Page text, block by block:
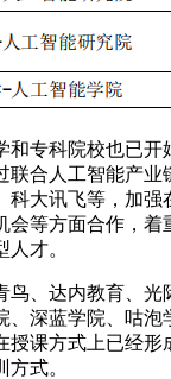
专科院校也已开
联合人工智能产业
科大讯飞等，加强
会等方面合作，着
才。
、达内教育、光
、深蓝学院、咕泡
授课方式上已经形
式。